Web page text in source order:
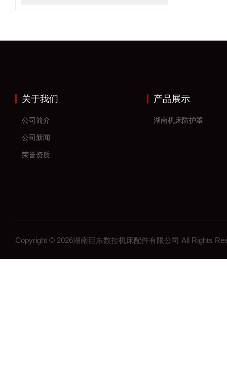
关于我们
公司简介
公司新闻
荣誉资质
产品展示
湖南机床防护罩
Copyright © 2026湖南巨东数控机床配件有限公司 All Rights